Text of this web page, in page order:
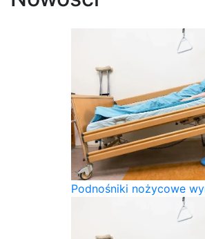
Podnośniki nożycowe